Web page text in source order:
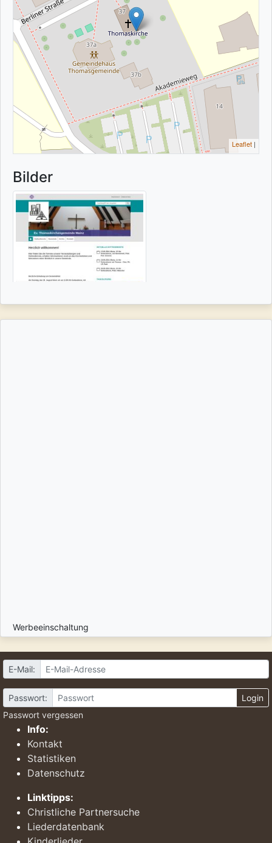
Leaflet |
Bilder
Werbeeinschaltung
E-Mail:
Passwort:
Login
Passwort vergessen
Info:
Kontakt
Statistiken
Datenschutz
Linktipps:
Christliche Partnersuche
Liederdatenbank